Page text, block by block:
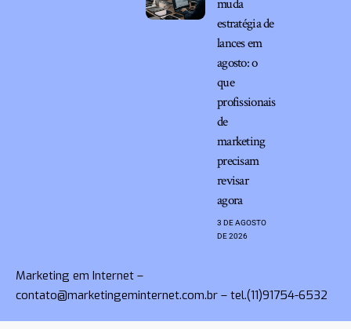
muda
estratégia de
lances em
agosto: o
que
profissionais
de
marketing
precisam
revisar
agora
3 DE AGOSTO
DE 2026
Marketing em Internet –
contato@marketingeminternet.com.br – tel.(11)91754-6532